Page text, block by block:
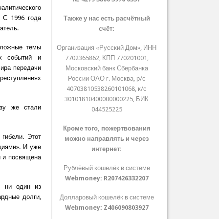
С 1996 года
темы
событий и
передачи
же стали
Этот
И уже
и посвящена
ни один из
долги,
Также у нас есть расчётный
счёт:
Организация «Русский Дом», ИНН
7702365862, КПП 770201001,
Московский банк Сбербанка
России ОАО г. Москва, р/с
40703810538260101068, к/с
30101810400000000225, БИК
044525225
Кроме того, пожертвования
можно направлять и через
интернет:
Рублёвый кошелёк в системе
Webmoney: R207426332207
Долларовый кошелёк в системе
Webmoney: Z406090803927